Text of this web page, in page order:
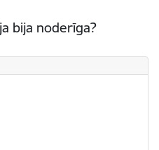
bija noderīga?